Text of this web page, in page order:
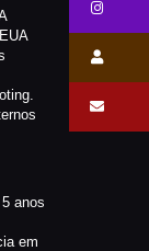
anos
em